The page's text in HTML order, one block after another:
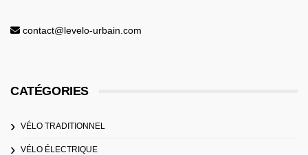
contact@levelo-urbain.com
CATÉGORIES
VÉLO TRADITIONNEL
VÉLO ÉLECTRIQUE